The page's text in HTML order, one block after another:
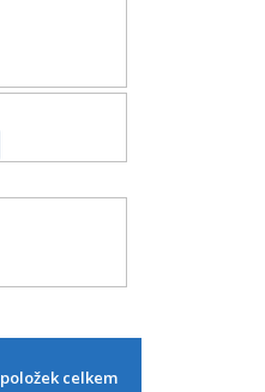
položek celkem